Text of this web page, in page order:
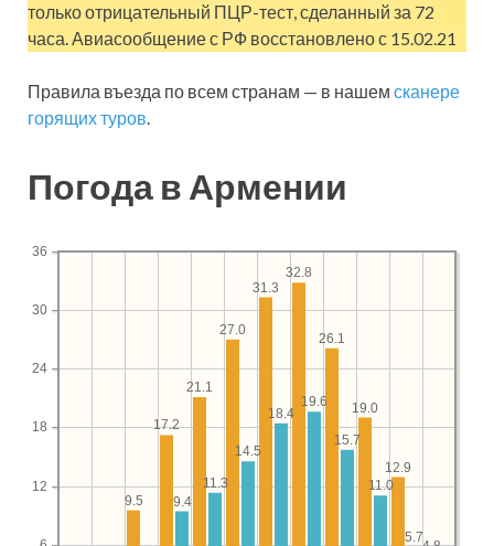
только отрицательный ПЦР-тест, сделанный за 72
часа. Авиасообщение с РФ восстановлено с 15.02.21
Правила въезда по всем странам — в нашем сканере
горящих туров.
Погода в Армении